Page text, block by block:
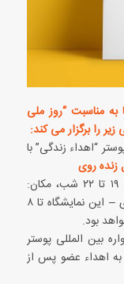
مناسبت “روز ملی
را برگزار می کند:
“اهداء زندگی” با
روی
افتتاحیه: پنجشنبه، ۳خردادماه ۱۳۹۷ از ساعت ۱۹ تا ۲۲ شب، مکان:
جزیره کیش – میدان هنر، برج میکا، میکا گالری – این نمایشگاه تا ۸
بین المللی پوستر
به اهداء عضو پس از